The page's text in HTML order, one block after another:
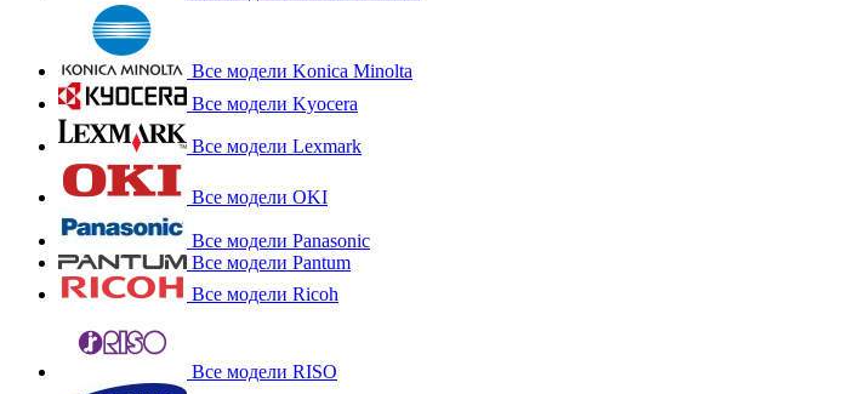
Все модели Konica Minolta
Все модели Kyocera
Все модели Lexmark
Все модели OKI
Все модели Panasonic
Все модели Pantum
Все модели Ricoh
Все модели RISO